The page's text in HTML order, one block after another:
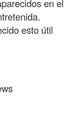
en el
esto útil